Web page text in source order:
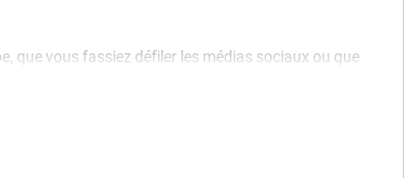
que vous fassiez défiler les médias sociaux ou que
nettes. Autre point positif : avec un taux de